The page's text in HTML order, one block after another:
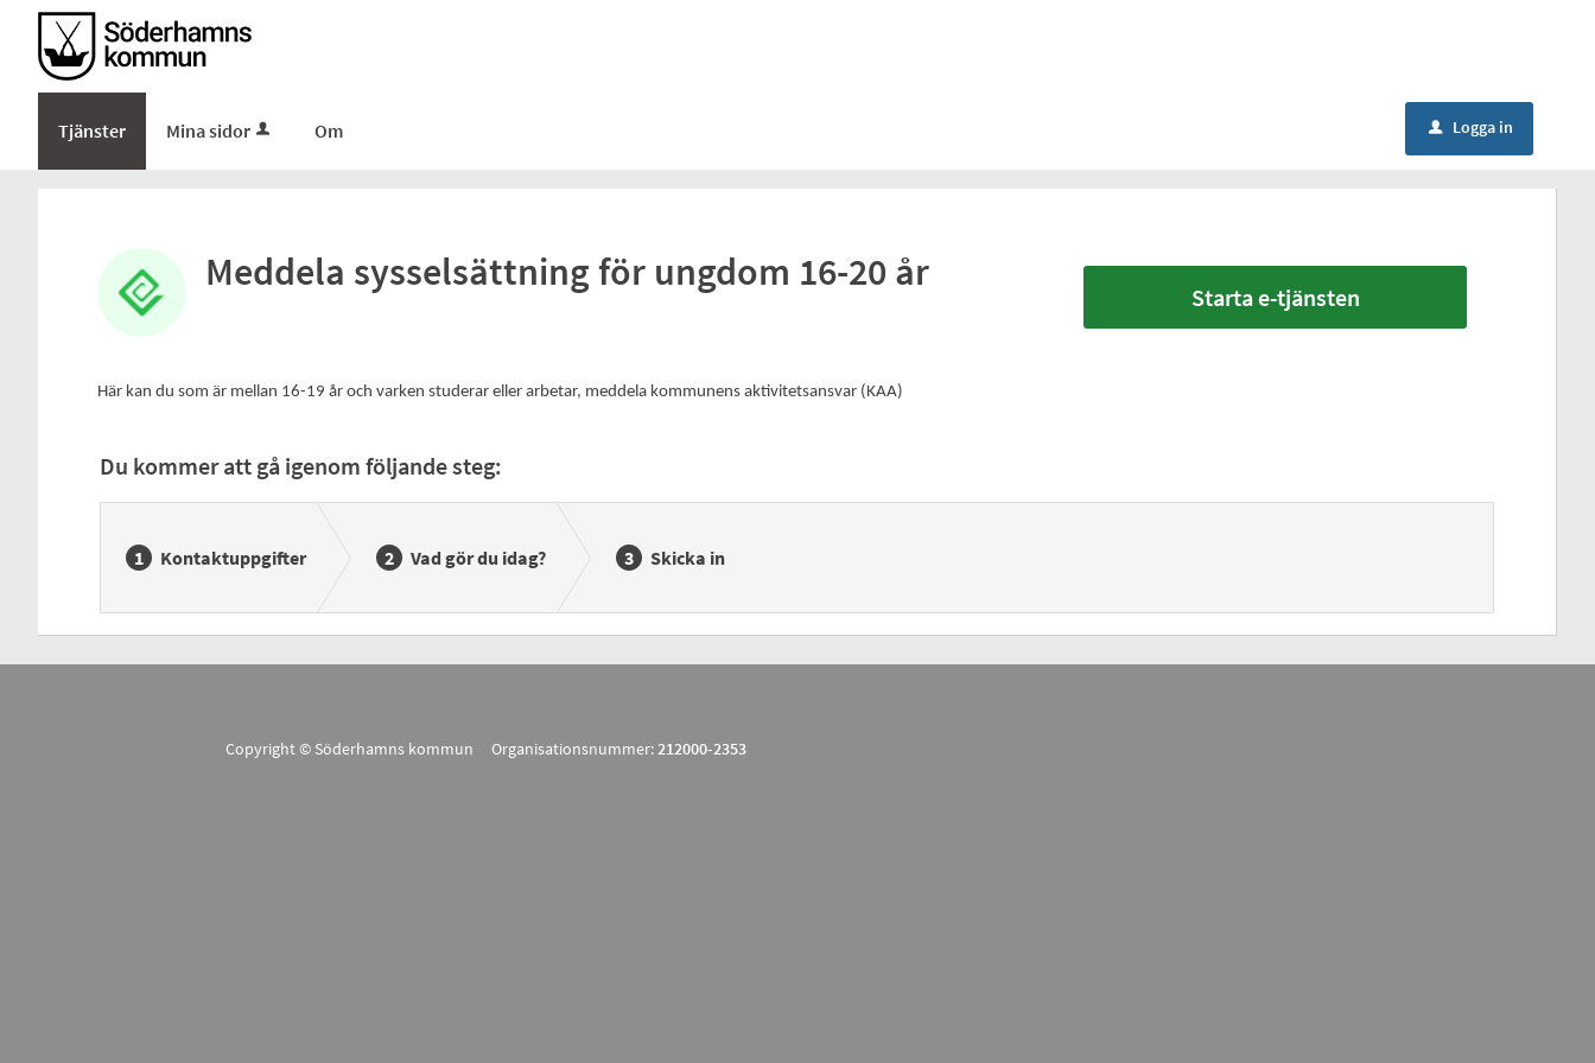
Tjänster Mina sidor Om u Logga in
Meddela sysselsättning för ungdom 16-20 år
Här kan du som är mellan 16-19 år och varken studerar eller arbetar, meddela kommunens aktivitetsansvar (KAA)
Starta e-tjänsten
Du kommer att gå igenom följande steg:
Kontaktuppgifter Vad gör du idag? Skicka in
Copyright © Söderhamns kommun Organisationsnummer:212000-2353